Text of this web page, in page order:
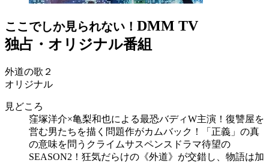
ここでしか見られない！ DMM TV
独占・オリジナル番組
外道の歌２
オリジナル
見どころ
窪塚洋介×亀梨和也による最恐バディW主演！復讐屋を
営む男たちを描く問題作がカムバック！「正義」の真
の意味を問うクライムサスペンスドラマ待望の
SEASON2！狂気だらけの《外道》が交錯し、物語は加